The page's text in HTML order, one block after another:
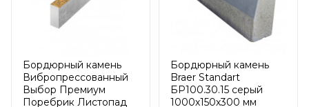
Бордюрный камень
Вибропрессованный
Выбор Премиум
Поребрик Листопад
Бордюрный камень
Braer Standart
БР100.30.15 серый
1000х150х300 мм